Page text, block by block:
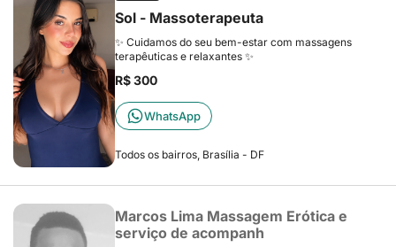
Sol - Massoterapeuta
✨ Cuidamos do seu bem-estar com massagens
terapêuticas e relaxantes ✨
R$ 300
WhatsApp
Todos os bairros, Brasília - DF
Marcos Lima Massagem Erótica e
serviço de acompanh